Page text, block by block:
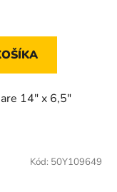
14" x 6,5"
Kód: 50Y109649